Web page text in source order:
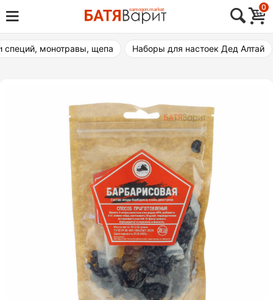
Skip
to
content
Товары для виноделия, самогоноварения,
пивоварения
0
специй, монотравы, щепа Наборы для настоек Дед Алтай